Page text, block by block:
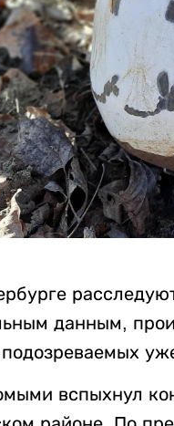
данным,
вспыхнул